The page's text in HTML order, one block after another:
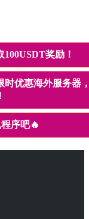
奖励！
时优惠海外服务器
序吧🔥